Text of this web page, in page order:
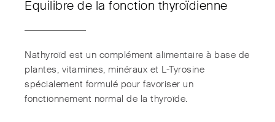
Equilibre de la fonction thyroïdienne
Nathyroïd est un complément alimentaire à base de
plantes, vitamines, minéraux et L-Tyrosine
spécialement formulé pour favoriser un
fonctionnement normal de la thyroïde.